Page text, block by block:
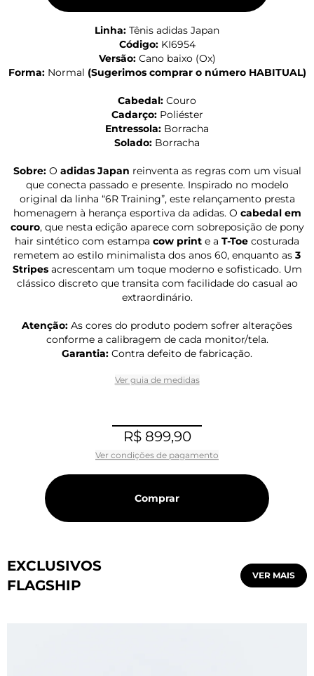
Linha: Tênis adidas Japan
Código:KI6954
Versão:Cano baixo (Ox)
Forma:Normal (Sugerimos comprar o número HABITUAL)
Cabedal: Couro
Cadarço:Poliéster
Entressola: Borracha
Solado: Borracha
Sobre:O adidas Japan reinventa as regras com um visual
que conecta passado e presente. Inspirado no modelo
original da linha “6R Training”, este relançamento presta
homenagem à herança esportiva da adidas. O cabedal em
couro, que nesta edição aparece com sobreposição de pony
hair sintético com estampa cow print e a T-Toe costurada
remetem ao estilo minimalista dos anos 60, enquanto as 3
Stripesacrescentam um toque moderno e sofisticado. Um
clássico discreto que transita com facilidade do casual ao
extraordinário.
Atenção: As cores do produto podem sofrer alterações
conforme a calibragem de cada monitor/tela.
Garantia: Contra defeito de fabricação.
Ver guia de medidas
R$ 899,90
Ver condições de pagamento
Comprar
EXCLUSIVOS
FLAGSHIP
VER MAIS